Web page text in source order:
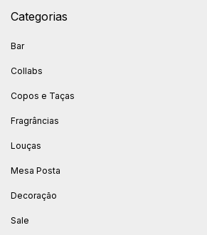
Categorias
Bar
Collabs
Copos e Taças
Fragrâncias
Louças
Mesa Posta
Decoração
Sale